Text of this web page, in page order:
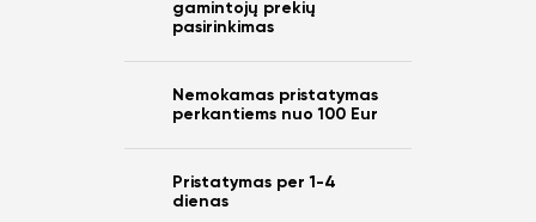
gamintojų prekių
pasirinkimas
Nemokamas pristatymas
perkantiems nuo 100 Eur
Pristatymas per 1-4
dienas